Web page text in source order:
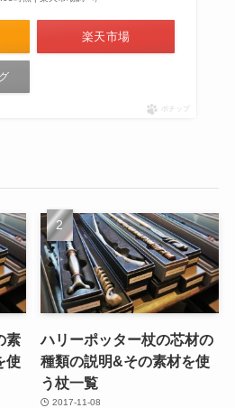
楽天市場
ポチップ
素
使
ハリーポッター杖の芯材の
種類の説明&その素材を使
う杖一覧
2017-11-08